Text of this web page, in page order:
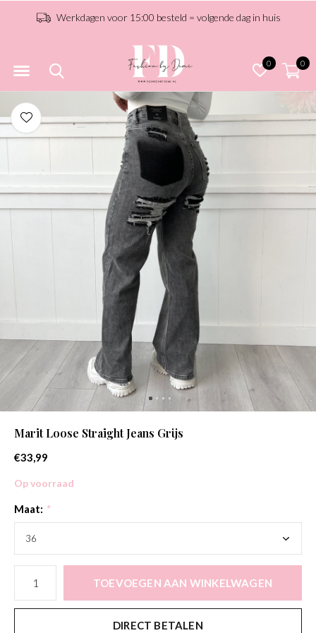
0 0
Werkdagen voor 15:00 besteld = volgende dag in huis
Marit Loose Straight Jeans Grijs
€33,99
Op voorraad
Maat: *
TOEVOEGEN AAN WINKELWAGEN
DIRECT BETALEN